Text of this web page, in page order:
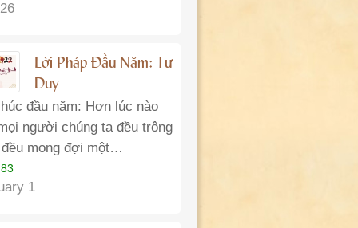
Lời Pháp Đầu Năm: Tư
Duy
đầu năm: Hơn lúc nào
người chúng ta đều trông
mong đợi một…
1